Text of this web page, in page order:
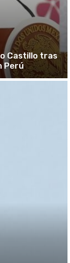
Castillo tras
Perú